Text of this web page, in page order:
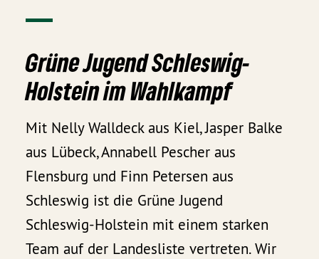
Grüne Jugend Schleswig-
Holstein im Wahlkampf
Mit Nelly Walldeck aus Kiel, Jasper Balke
aus Lübeck, Annabell Pescher aus
Flensburg und Finn Petersen aus
Schleswig ist die Grüne Jugend
Schleswig-Holstein mit einem starken
Team auf der Landesliste vertreten. Wir